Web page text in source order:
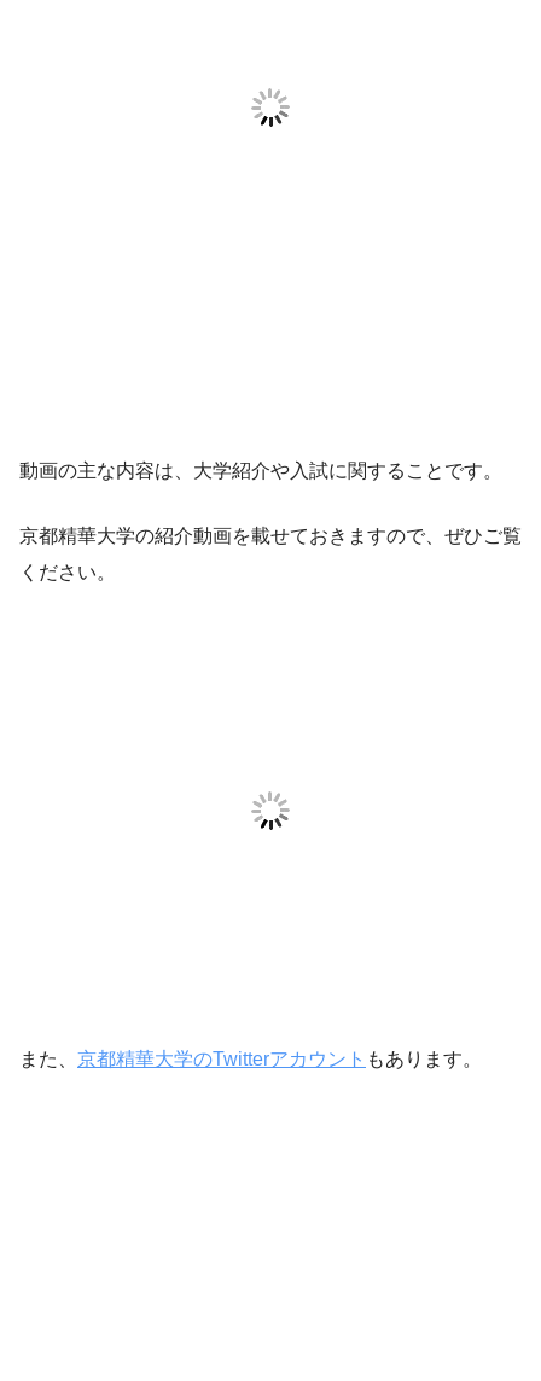
動画の主な内容は、大学紹介や入試に関することです。
京都精華大学の紹介動画を載せておきますので、ぜひご覧
ください。
また、 京都精華大学のTwitterアカウント もあります。